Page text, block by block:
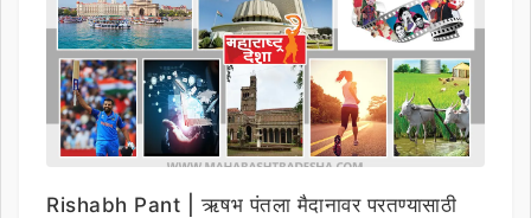
Rishabh Pant | ऋषभ पंतला मैदानावर परतण्यासाठी